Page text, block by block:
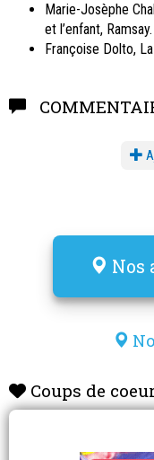
Marie-Josèphe
et l’enfant, Ramsay.
Françoise Dolto,
Nos
Coups de